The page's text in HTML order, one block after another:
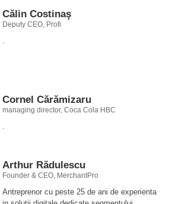
Călin Costinaş
Deputy CEO, Profi
.
Cornel Cărămizaru
managing director, Coca Cola HBC
.
Arthur Rădulescu
Founder & CEO, MerchantPro
Antreprenor cu peste 25 de ani de experienta